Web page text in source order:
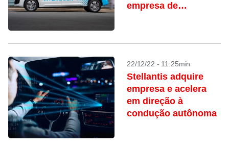
empresa de
22/12/22 - 11:25min
Stellantis adquire
empresa e acelera
em direção à
condução autônoma